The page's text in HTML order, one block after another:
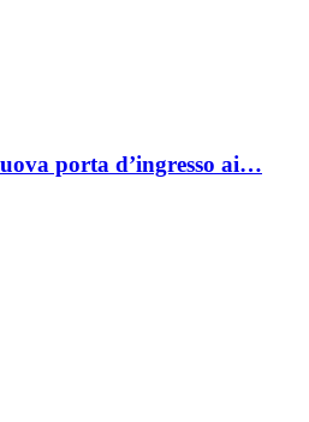
porta d’ingresso ai…